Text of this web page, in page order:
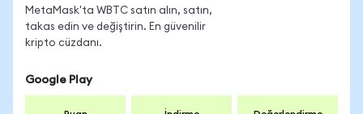
MetaMask'ta WBTC satın alın, satın,
takas edin ve değiştirin. En güvenilir
kripto cüzdanı.
Google Play